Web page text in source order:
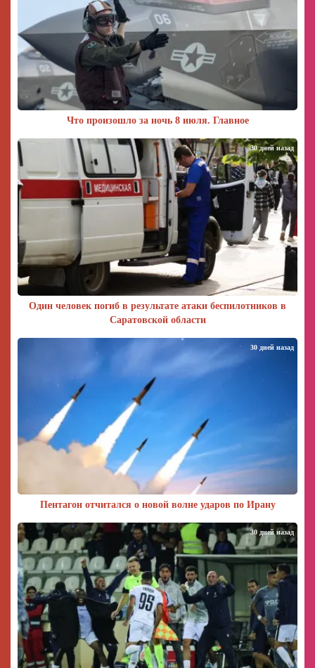
Что произошло за ночь 8 июля. Главное
Один человек погиб в результате атаки беспилотников в
Саратовской области
30 дней назад
Пентагон отчитался о новой волне ударов по Ирану
30 дней назад
30 дней назад